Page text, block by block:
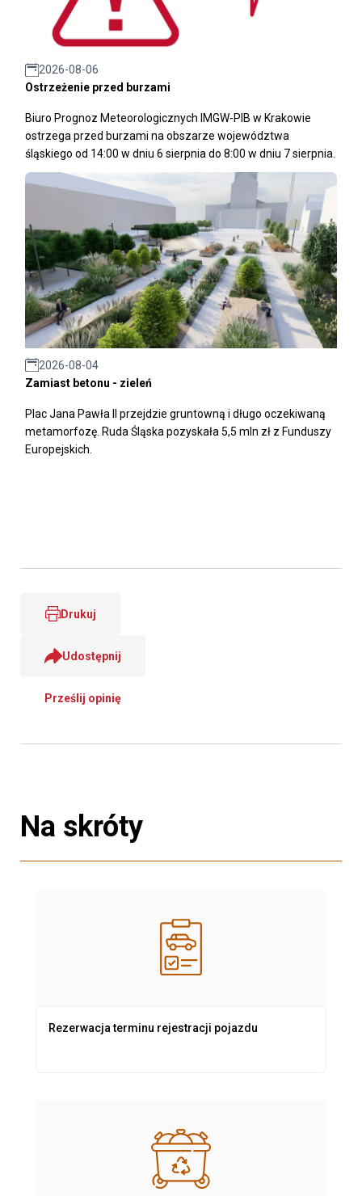
2026-08-06
Ostrzeżenie przed burzami
Biuro Prognoz Meteorologicznych IMGW-PIB w Krakowie
ostrzega przed burzami na obszarze województwa
śląskiego od 14:00 w dniu 6 sierpnia do 8:00 w dniu 7 sierpnia.
2026-08-04
Zamiast betonu - zieleń
Plac Jana Pawła II przejdzie gruntowną i długo oczekiwaną
metamorfozę. Ruda Śląska pozyskała 5,5 mln zł z Funduszy
Europejskich.
Drukuj
Udostępnij
Prześlij opinię
Na skróty
Rezerwacja terminu rejestracji pojazdu